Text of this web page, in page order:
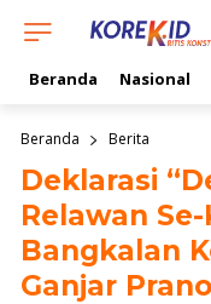
Beranda Nasional
Beranda Berita
Deklarasi
Relawan
Bangkalan
Ganjar